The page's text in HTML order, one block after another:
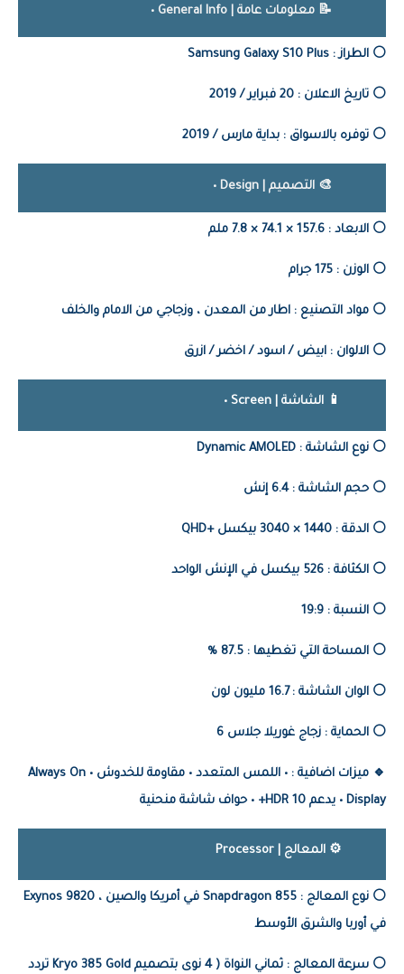
📝 معلومات عامة | General Info •
⚪️ الطراز : Samsung Galaxy S10 Plus
⚪️ تاريخ الاعلان : 20 فبراير / 2019
⚪️ توفره بالاسواق : بداية مارس / 2019
🎨 التصميم | Design •
⚪️ الابعاد : 157.6 × 74.1 × 7.8 ملم
⚪️ الوزن : 175 جرام
⚪️ مواد التصنيع : اطار من المعدن ، وزجاجي من الامام والخلف
⚪️ الالوان : ابيض / اسود / اخضر / ازرق
📱 الشاشة | Screen •
⚪️ نوع الشاشة : Dynamic AMOLED
⚪️ حجم الشاشة : 6.4 إنش
⚪️ الدقة : 1440 × 3040 بيكسل +QHD
⚪️ الكثافة : 526 بيكسل في الإنش الواحد
⚪️ النسبة : 19:9
⚪️ المساحة التي تغطيها : 87.5 %
⚪️ الوان الشاشة : 16.7 مليون لون
⚪️ الحماية : زجاج غوريلا جلاس 6
🔹 ميزات اضافية : • اللمس المتعدد • مقاومة للخدوش • Always On
Display • يدعم HDR 10+ • حواف شاشة منحنية
⚙️ المعالج | Processor
⚪️ نوع المعالج :
Snapdragon 855 في أمريكا والصين ، Exynos 9820
في أوربا والشرق الأوسط
⚪️ سرعة المعالج :
ثماني النواة ( 4 نوى بتصميم Kryo 385 Gold تردد